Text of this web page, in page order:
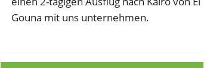
Gouna mit uns unternehmen.